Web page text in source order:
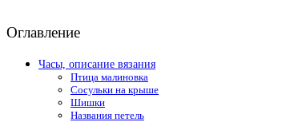
Оглавление
Часы, описание вязания
Птица малиновка
Сосульки на крыше
Шишки
Названия петель